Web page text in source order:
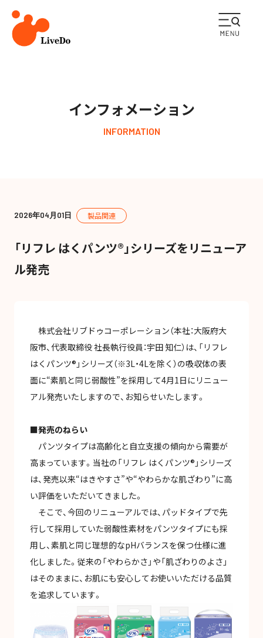
インフォメーション
お問い合わせ
プライバシーポリシー 情報セキュリティ
当サイトについて
インフォメーション
INFORMATION
2026年04月01日 製品関連
「リフレ はくパンツ®」シリーズをリニューア
ル発売
株式会社リブドゥコーポレーション（本社：大阪府大
阪市、代表取締役 社長執行役員：宇田 知仁）は、「リフレ
はくパンツ®」シリーズ（※3L・4Lを除く）の吸収体の表
面に“素肌と同じ弱酸性”を採用して4月1日にリニュー
アル発売いたしますので、お知らせいたします。
■発売のねらい
パンツタイプは高齢化と自立支援の傾向から需要が
高まっています。当社の「リフレ はくパンツ®」シリーズ
は、発売以来“はきやすさ”や“やわらかな肌ざわり”に高
い評価をいただいてきました。
そこで、今回のリニューアルでは、パッドタイプで先
行して採用していた弱酸性素材をパンツタイプにも採
用し、素肌と同じ理想的なpHバランスを保つ仕様に進
化しました。従来の「やわらかさ」や「肌ざわりのよさ」
はそのままに、お肌にも安心してお使いいただける品質
を追求しています。